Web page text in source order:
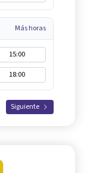
Más horas
15:00
18:00
Siguiente